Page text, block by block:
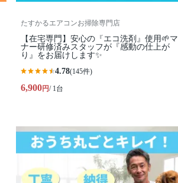
たすかるエアコンお掃除専門店
【在宅専門】安心の『エコ洗剤』使用🌱マ
ナー研修済みスタッフが『感動の仕上が
り』をお届けします✨
4.78(145件)
6,900円/ 1台